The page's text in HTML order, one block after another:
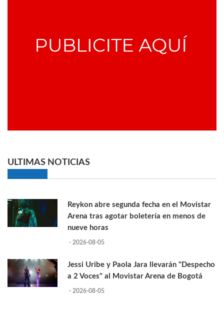
ULTIMAS NOTICIAS
Reykon abre segunda fecha en el Movistar
Arena tras agotar boletería en menos de
nueve horas
- 2026-08-05
Jessi Uribe y Paola Jara llevarán "Despecho
a 2 Voces" al Movistar Arena de Bogotá
- 2026-08-05